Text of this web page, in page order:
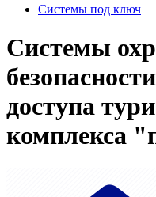
Системы под ключ
Системы
доступа
комплекса